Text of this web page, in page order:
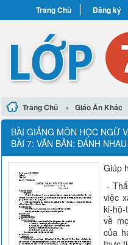
Trang Chủ Đăng ký
Trang Chủ › Giáo Án Khác
BÀI GIẢNG MÔN HỌC NGỮ
BÀI 7: VĂN BẢN: ĐÁNH
Giúp
-
việc
ki-
về
của